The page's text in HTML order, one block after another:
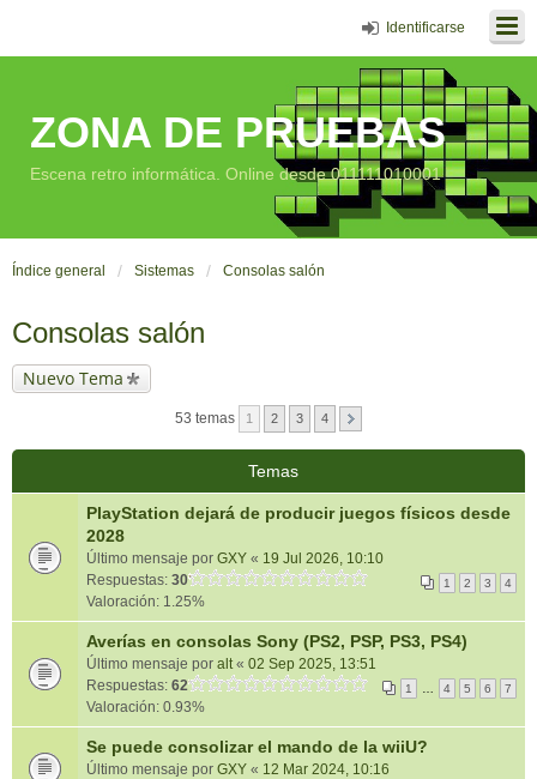
Identificarse
ZONA DE PRUEBAS
Escena retro informática. Online desde 011111010001
Índice general Sistemas Consolas salón
Consolas salón
Nuevo Tema
53 temas 1 2 3 4
Temas
PlayStation dejará de producir juegos físicos desde
2028
Último mensaje por GXY « 19 Jul 2026, 10:10
Respuestas: 30 1 2 3 4
Valoración: 1.25%
Averías en consolas Sony (PS2, PSP, PS3, PS4)
Último mensaje por alt« 02 Sep 2025, 13:51
Respuestas: 62 1 4 5 6 7
Valoración: 0.93%
Se puede consolizar el mando de la wiiU?
Último mensaje por GXY « 12 Mar 2024, 10:16